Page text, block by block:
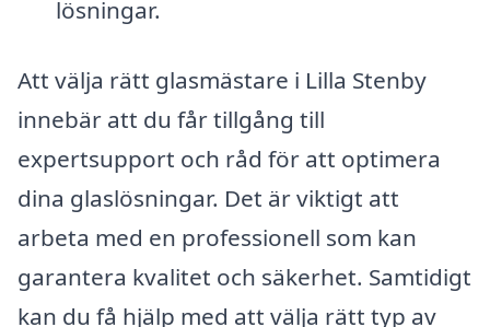
lösningar.
Att välja rätt glasmästare i Lilla Stenby
innebär att du får tillgång till
expertsupport och råd för att optimera
dina glaslösningar. Det är viktigt att
arbeta med en professionell som kan
garantera kvalitet och säkerhet. Samtidigt
kan du få hjälp med att välja rätt typ av